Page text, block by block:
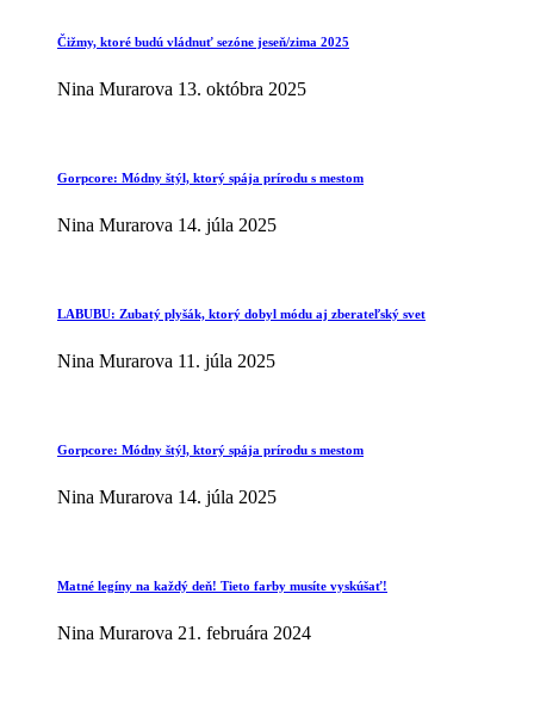
Čižmy, ktoré budú vládnuť sezóne jeseň/zima 2025
Nina Murarova 13. októbra 2025
Gorpcore: Módny štýl, ktorý spája prírodu s mestom
Nina Murarova 14. júla 2025
LABUBU: Zubatý plyšák, ktorý dobyl módu aj zberateľský svet
Nina Murarova 11. júla 2025
Gorpcore: Módny štýl, ktorý spája prírodu s mestom
Nina Murarova 14. júla 2025
Matné legíny na každý deň! Tieto farby musíte vyskúšať!
Nina Murarova 21. februára 2024